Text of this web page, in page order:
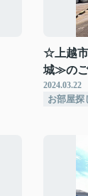
☆上越
城≫の
2024.03.22
お部屋探